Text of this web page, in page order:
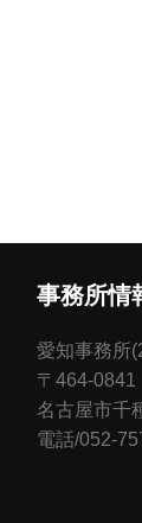
事務所情
愛知事務所
〒464-0841
名古屋市千
電話/052-